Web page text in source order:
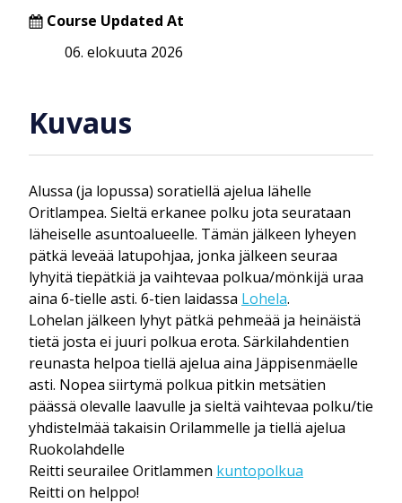
Course Updated At
06. elokuuta 2026
Kuvaus
Alussa (ja lopussa) soratiellä ajelua lähelle
Oritlampea. Sieltä erkanee polku jota seurataan
läheiselle asuntoalueelle. Tämän jälkeen lyheyen
pätkä leveää latupohjaa, jonka jälkeen seuraa
lyhyitä tiepätkiä ja vaihtevaa polkua/mönkijä uraa
aina 6-tielle asti. 6-tien laidassa Lohela.
Lohelan jälkeen lyhyt pätkä pehmeää ja heinäistä
tietä josta ei juuri polkua erota. Särkilahdentien
reunasta helpoa tiellä ajelua aina Jäppisenmäelle
asti. Nopea siirtymä polkua pitkin metsätien
päässä olevalle laavulle ja sieltä vaihtevaa polku/tie
yhdistelmää takaisin Orilammelle ja tiellä ajelua
Ruokolahdelle
Reitti seurailee Oritlammen kuntopolkua
Reitti on helppo!